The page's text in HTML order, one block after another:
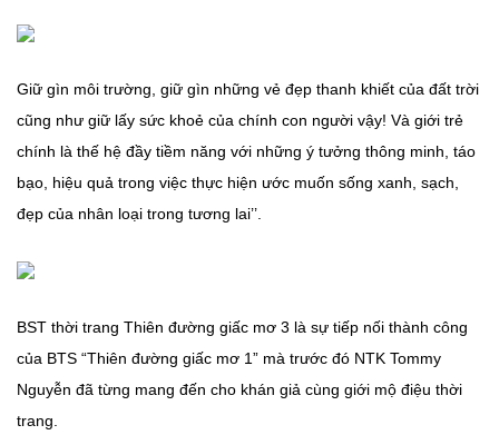
Giữ gìn môi trường, giữ gìn những vẻ đẹp thanh khiết của đất trời
cũng như giữ lấy sức khoẻ của chính con người vậy! Và giới trẻ
chính là thế hệ đầy tiềm năng với những ý tưởng thông minh, táo
bạo, hiệu quả trong việc thực hiện ước muốn sống xanh, sạch,
đẹp của nhân loại trong tương lai’’.
BST thời trang Thiên đường giấc mơ 3 là sự tiếp nối thành công
của BTS “Thiên đường giấc mơ 1” mà trước đó NTK Tommy
Nguyễn đã từng mang đến cho khán giả cùng giới mộ điệu thời
trang.